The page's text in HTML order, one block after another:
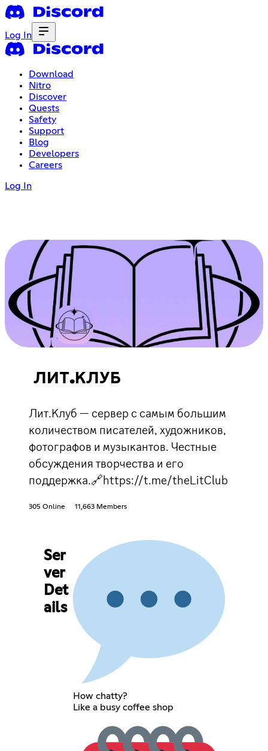
Log In
Download
Nitro
Discover
Quests
Safety
Support
Blog
Developers
Careers
Log In
ЛИТ.КЛУБ
Лит.Клуб — сервер с самым большим
количеством писателей, художников,
фотографов и музыкантов. Честные
обсуждения творчества и его
поддержка.🔗https://t.me/theLitClub
305 Online 11,663 Members
Ser
ver
Det
ails
How chatty?
Like a busy coffee shop